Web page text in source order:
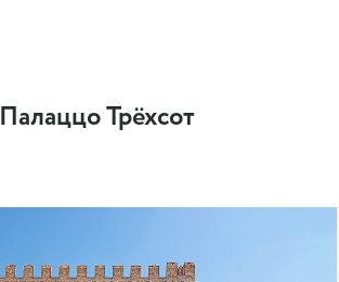
Палаццо Трёхсот